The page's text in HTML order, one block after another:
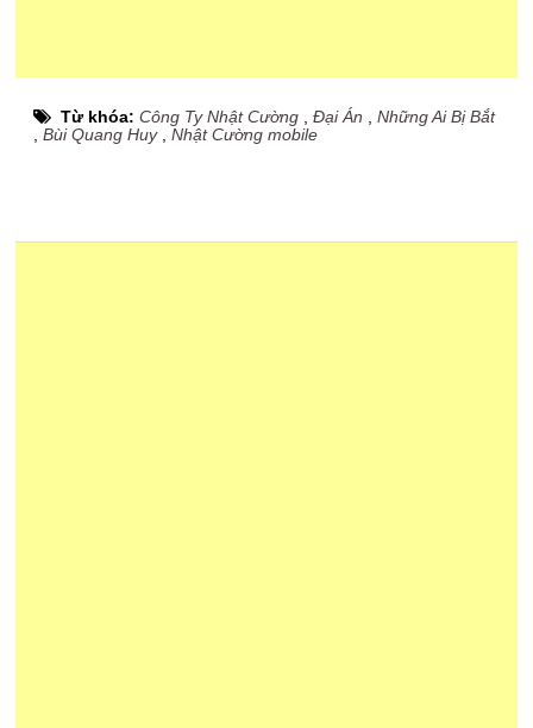
Từ khóa:Công Ty Nhật Cường ,Đại Án ,Những Ai Bị Bắt
,Bùi Quang Huy,Nhật Cường mobile